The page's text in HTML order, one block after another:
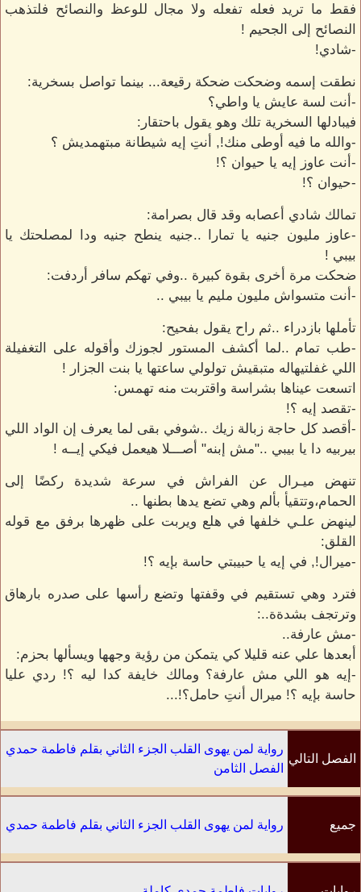
فقط ما تريد فعله تفعله ولا مجال للوعظ والنصائح فلتذهب
النصائح إلى الجحيم !
-شادي!
نطقت إسمه وضحكت ضحكة رقيعة... بينما تواصل بسخرية:
-أنت لسة عايش يا واطي؟
فيبادلها السخرية تلك وهو يقول باحتقار:
-والله ما فيه أوطى منك!, أنتِ إيه شيطانة مبتهمديش ؟
-أنت عاوز إيه يا حيوان ؟!
-حيوان ؟!
تمالك شادي أعصابه وقد قال بصرامة:
-عاوز مليون جنيه يا تمارا ..جنيه ينطح جنيه ودا لمصلحتك يا
بيبي !
ضحكت مرة أخرى بقوة كبيرة ..وفي تهكم سافر أردفت:
-أنت متسواش مليون مليم يا بيبي ..
تأملها بازدراء ..ثم راح يقول بفحيح:
-طب تمام ..لما أكشف المستور لجوزك وأقوله على التغفيلة
اللي غفلتيهاله متبقيش تولولي ساعتها يا بنت الجزار !
اتسعت عيناها بشراسة واقتربت منه تهمس:
-تقصد إيه ؟!
-أقصد كل حاجة زبالة زيك ..شوفي بقى لما يعرف إن الواد اللي
بيربيه دا يا بيبي .."مش إبنه" أصـــلا هيعمل فيكي إيــه !
تنهض ميـرال عن الفراش في سرعة شديدة ركضًا إلى
الحمام،وتتقيأ بألم وهي تضع يدها بطنها ..
لينهض علـي خلفها في هلع ويربت على ظهرها برفق مع قوله
القلق:
-ميرال!, في إيه يا حبيبتي حاسة بإيه ؟!
فترد وهي تستقيم في وقفتها وتضع رأسها على صدره بارهاق
وترتجف بشدةة..:
-مش عارفة..
أبعدها علي عنه قليلا كي يتمكن من رؤية وجهها ويسألها بحزم:
-إيه هو اللي مش عارفة؟ ومالك خايفة كدا ليه ؟! ردي عليا
حاسة بإيه ؟! ميرال أنتِ حامل؟!...
الفصل التالي
رواية لمن يهوى القلب الجزء الثاني بقلم فاطمة حمدي
الفصل الثامن
جميع رواية لمن يهوى القلب الجزء الثاني بقلم فاطمة حمدي